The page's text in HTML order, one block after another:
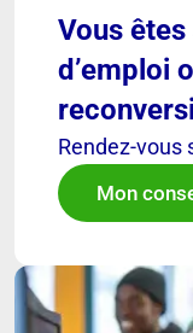
Vous
d’emploi
Rendez-vous
Mon